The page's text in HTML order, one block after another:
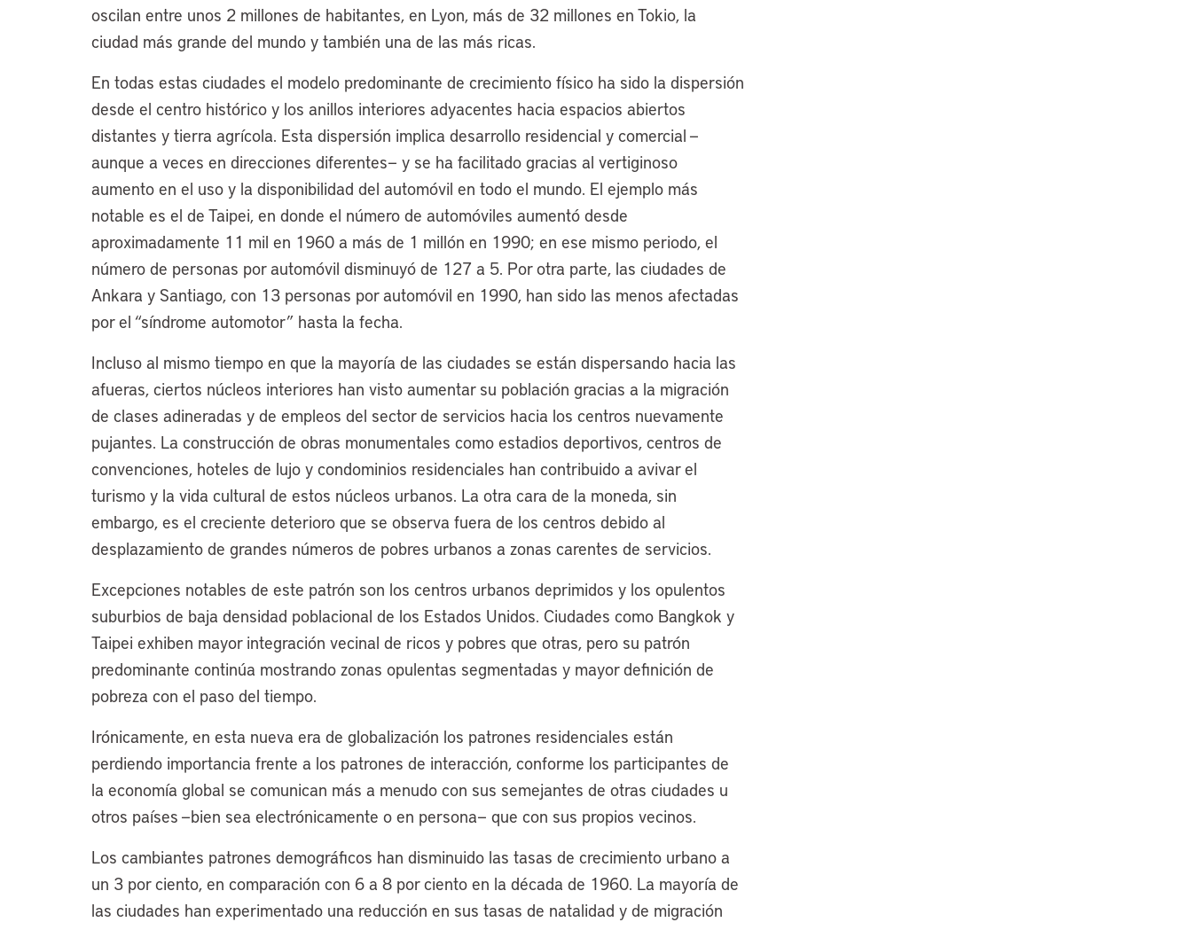
oscilan entre unos 2 millones de habitantes, en Lyon, más de 32 millones en Tokio, la
ciudad más grande del mundo y también una de las más ricas.
En todas estas ciudades el modelo predominante de crecimiento físico ha sido la dispersión
desde el centro histórico y los anillos interiores adyacentes hacia espacios abiertos
distantes y tierra agrícola. Esta dispersión implica desarrollo residencial y comercial —
aunque a veces en direcciones diferentes— y se ha facilitado gracias al vertiginoso
aumento en el uso y la disponibilidad del automóvil en todo el mundo. El ejemplo más
notable es el de Taipei, en donde el número de automóviles aumentó desde
aproximadamente 11 mil en 1960 a más de 1 millón en 1990; en ese mismo periodo, el
número de personas por automóvil disminuyó de 127 a 5. Por otra parte, las ciudades de
Ankara y Santiago, con 13 personas por automóvil en 1990, han sido las menos afectadas
por el “síndrome automotor” hasta la fecha.
Incluso al mismo tiempo en que la mayoría de las ciudades se están dispersando hacia las
afueras, ciertos núcleos interiores han visto aumentar su población gracias a la migración
de clases adineradas y de empleos del sector de servicios hacia los centros nuevamente
pujantes. La construcción de obras monumentales como estadios deportivos, centros de
convenciones, hoteles de lujo y condominios residenciales han contribuido a avivar el
turismo y la vida cultural de estos núcleos urbanos. La otra cara de la moneda, sin
embargo, es el creciente deterioro que se observa fuera de los centros debido al
desplazamiento de grandes números de pobres urbanos a zonas carentes de servicios.
Excepciones notables de este patrón son los centros urbanos deprimidos y los opulentos
suburbios de baja densidad poblacional de los Estados Unidos. Ciudades como Bangkok y
Taipei exhiben mayor integración vecinal de ricos y pobres que otras, pero su patrón
predominante continúa mostrando zonas opulentas segmentadas y mayor definición de
pobreza con el paso del tiempo.
Irónicamente, en esta nueva era de globalización los patrones residenciales están
perdiendo importancia frente a los patrones de interacción, conforme los participantes de
la economía global se comunican más a menudo con sus semejantes de otras ciudades u
otros países —bien sea electrónicamente o en persona— que con sus propios vecinos.
Los cambiantes patrones demográficos han disminuido las tasas de crecimiento urbano a
un 3 por ciento, en comparación con 6 a 8 por ciento en la década de 1960. La mayoría de
las ciudades han experimentado una reducción en sus tasas de natalidad y de migración